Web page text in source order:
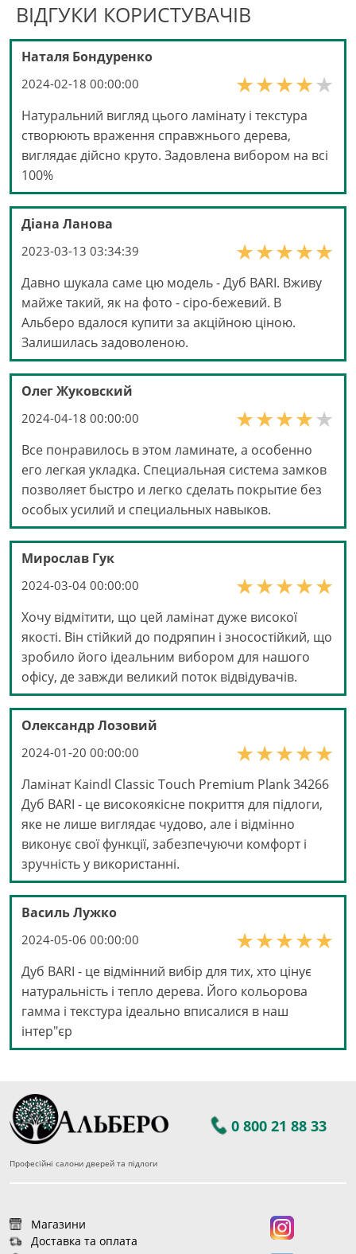
ВІДГУКИ КОРИСТУВАЧІВ
Наталя Бондуренко
2024-02-18 00:00:00
Натуральний вигляд цього ламінату і текстура
створюють враження справжнього дерева,
виглядає дійсно круто. Задовлена вибором на всі
100%
Діана Ланова
2023-03-13 03:34:39
Давно шукала саме цю модель - Дуб BARI. Вживу
майже такий, як на фото - сіро-бежевий. В
Альберо вдалося купити за акційною ціною.
Залишилась задоволеною.
Олег Жуковский
2024-04-18 00:00:00
Все понравилось в этом ламинате, а особенно
его легкая укладка. Специальная система замков
позволяет быстро и легко сделать покрытие без
особых усилий и специальных навыков.
Мирослав Гук
2024-03-04 00:00:00
Хочу відмітити, що цей ламінат дуже високої
якості. Він стійкий до подряпин і зносостійкий, що
зробило його ідеальним вибором для нашого
офісу, де завжди великий поток відвідувачів.
Олександр Лозовий
2024-01-20 00:00:00
Ламінат Kaindl Classic Touch Premium Plank 34266
Дуб BARI - це високоякісне покриття для підлоги,
яке не лише виглядає чудово, але і відмінно
виконує свої функції, забезпечуючи комфорт і
зручність у використанні.
Василь Лужко
2024-05-06 00:00:00
Дуб BARI - це відмінний вибір для тих, хто цінує
натуральність і тепло дерева. Його кольорова
гамма і текстура ідеально вписалися в наш
інтер"єр
0 800 21 88 33
Професійні салони дверей та підлоги
Магазини
Доставка та оплата